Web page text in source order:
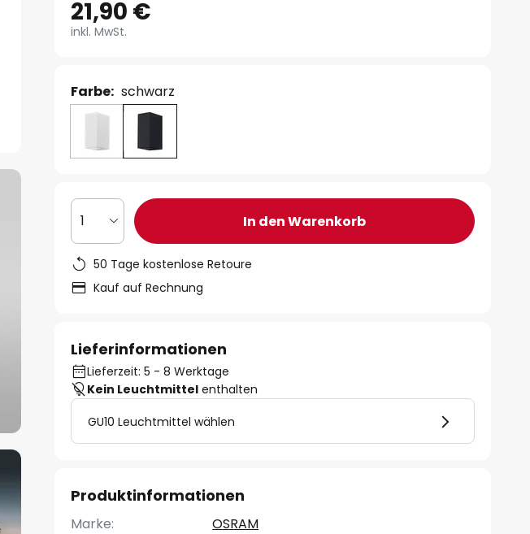
21,90 €
inkl. MwSt.
Farbe: schwarz
1 In den Warenkorb
50 Tage kostenlose Retoure
Kauf auf Rechnung
Lieferinformationen
Lieferzeit: 5 - 8 Werktage
Kein Leuchtmittel enthalten
GU10 Leuchtmittel wählen
Produktinformationen
Marke:
OSRAM